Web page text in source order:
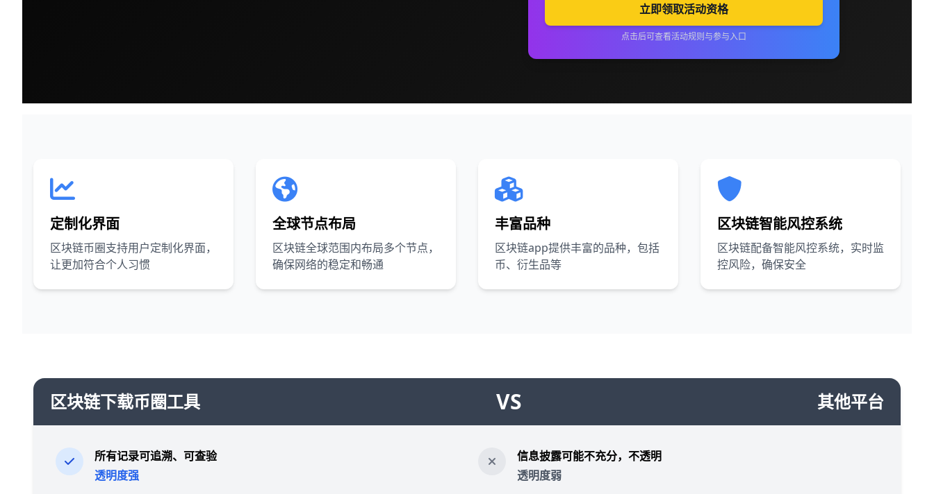
立即领取活动资格
点击后可查看活动规则与参与入口
定制化界面
区块链币圈支持用户定制化界面，
让更加符合个人习惯
全球节点布局
区块链全球范围内布局多个节点，
确保网络的稳定和畅通
丰富品种
区块链app提供丰富的品种，包括
币、衍生品等
区块链智能风控系统
区块链配备智能风控系统，实时监
控风险，确保安全
区块链下载币圈工具 VS 其他平台
所有记录可追溯、可查验
透明度强
信息披露可能不充分，不透明
透明度弱